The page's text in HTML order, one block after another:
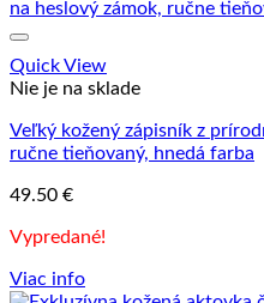
Quick View
Nie je na sklade
Veľký kožený zápisník z
ručne tieňovaný, hnedá farba
49.50 €
Vypredané!
Viac info